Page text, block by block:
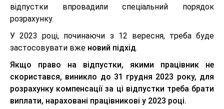
відпустки впровадили спеціальний порядок
розрахунку.
У 2023 році, починаючи з 12 вересня, треба буде
застосовувати вже новий підхід.
Якщо право на відпустки, якими працівник не
скористався, виникло до 31 грудня 2023 року, для
розрахунку компенсації за ці відпустки треба брати
виплати, нараховані працівникові у 2023 році.